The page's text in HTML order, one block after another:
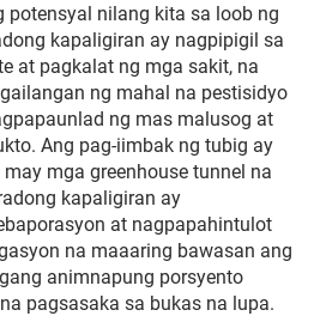
potensyal nilang kita sa loob ng
kapaligiran ay nagpipigil sa
at pagkalat ng mga sakit, na
ng mahal na pestisidyo
ng mas malusog at
Ang pag-iimbak ng tubig ay
mga greenhouse tunnel na
kapaligiran ay
at nagpapahintulot
na maaaring bawasan ang
animnapung porsyento
pagsasaka sa bukas na lupa.